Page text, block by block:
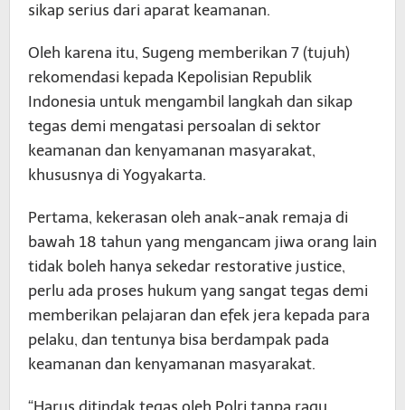
sikap serius dari aparat keamanan.
Oleh karena itu, Sugeng memberikan 7 (tujuh)
rekomendasi kepada Kepolisian Republik
Indonesia untuk mengambil langkah dan sikap
tegas demi mengatasi persoalan di sektor
keamanan dan kenyamanan masyarakat,
khususnya di Yogyakarta.
Pertama, kekerasan oleh anak-anak remaja di
bawah 18 tahun yang mengancam jiwa orang lain
tidak boleh hanya sekedar restorative justice,
perlu ada proses hukum yang sangat tegas demi
memberikan pelajaran dan efek jera kepada para
pelaku, dan tentunya bisa berdampak pada
keamanan dan kenyamanan masyarakat.
“Harus ditindak tegas oleh Polri tanpa ragu